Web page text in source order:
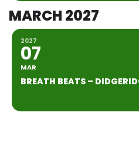
MARCH 2027
2027
07
MAR
BREATH BEATS –